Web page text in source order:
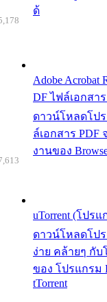
ด้
Adobe
DF ไฟล์เอกสาร
ดาวน์โหลดโปร
ล์เอกสาร PDF
งานของ
uTorrent (โปร
ดาวน์โหลดโปร
ง่าย คล้ายๆ กั
ของ โปรแกรม
tTorrent